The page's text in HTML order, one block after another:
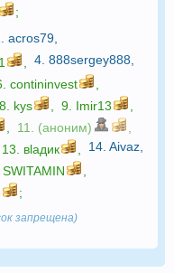
;
acros79
4. 888sergey888
contininvest
8. kys 9. Imir13
11. (аноним)
13. вlaдик 14. Aivaz
SWITAMIN
;
запрещена)